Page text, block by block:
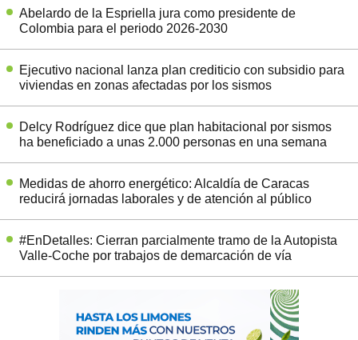
Abelardo de la Espriella jura como presidente de
Colombia para el periodo 2026-2030
Ejecutivo nacional lanza plan crediticio con subsidio para
viviendas en zonas afectadas por los sismos
Delcy Rodríguez dice que plan habitacional por sismos
ha beneficiado a unas 2.000 personas en una semana
Medidas de ahorro energético: Alcaldía de Caracas
reducirá jornadas laborales y de atención al público
#EnDetalles: Cierran parcialmente tramo de la Autopista
Valle-Coche por trabajos de demarcación de vía